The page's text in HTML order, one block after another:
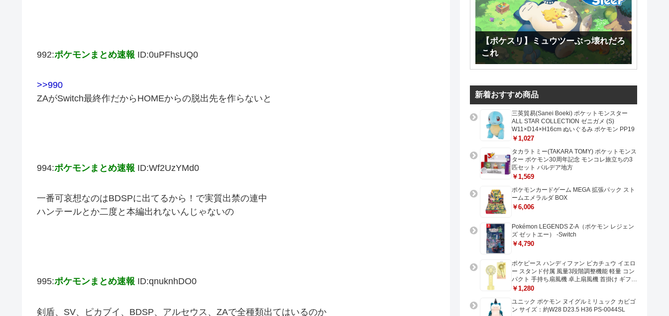
992:ポケモンまとめ速報 ID:0uPFhsUQ0
>>990
ZAがSwitch最終作だからHOMEからの脱出先を作らないと
994:ポケモンまとめ速報 ID:Wf2UzYMd0
一番可哀想なのはBDSPに出てるから！で実質出禁の連中
ハンテールとか二度と本編出れないんじゃないの
995:ポケモンまとめ速報 ID:qnuknhDO0
剣盾、SV、ピカブイ、BDSP、アルセウス、ZAで全種類出てはいるのか
【ポケスリ】ミュウツーぶっ壊れだろ
これ
新着おすすめ商品
三英貿易(Sanei Boeki) ポケットモンスター
ALL STAR COLLECTION ゼニガメ (S)
W11×D14×H16cm ぬいぐるみ ポケモン PP19
￥1,027
タカラトミー(TAKARA TOMY) ポケットモンス
ター ポケモン30周年記念 モンコレ旅立ちの3
匹セット パルデア地方
￥1,569
ポケモンカードゲーム MEGA 拡張パック スト
ームエメラルダ BOX
￥6,006
Pokémon LEGENDS Z-A（ポケモン レジェン
ズ ゼットエー） -Switch
￥4,790
ポケピース ハンディファン ピカチュウ イエロ
ー スタンド付属 風量3段階調整機能 軽量 コン
パクト 手持ち扇風機 卓上扇風機 首掛け ギフト
プレゼントに最適 USB充電 Type-C対応
￥1,280
ユニック ポケモン ヌイグルミリュック カビゴ
ン サイズ：約W28 D23.5 H36 PS-0044SL